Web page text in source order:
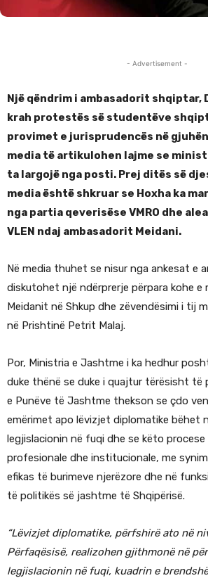
- Advertisement -
Një qëndrim i ambasadorit shqiptar,
krah protestës së studentëve
provimet e jurisprudencës në
media të artikulohen lajme se
ta largojë nga posti. Prej ditës së
media është shkruar se Hoxha ka
nga partia qeverisëse VMRO dhe
VLEN ndaj ambasadorit Meidani.
Në media thuhet se nisur nga ankesat e
diskutohet një ndërprerje përpara kohe
Meidanit në Shkup dhe zëvendësimi i tij
në Prishtinë Petrit Malaj.
Por, Ministria e Jashtme i ka hedhur
duke thënë se duke i quajtur tërësisht të
e Punëve të Jashtme thekson se çdo
emërimet apo lëvizjet diplomatike bëhet
legjislacionin në fuqi dhe se këto
profesionale dhe institucionale, me
efikas të burimeve njerëzore dhe në
të politikës së jashtme të Shqipërisë.
“Lëvizjet diplomatike, përfshirë ato në
Përfaqësisë, realizohen gjithmonë në
legjislacionin në fuqi, kuadrin e